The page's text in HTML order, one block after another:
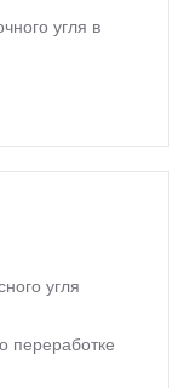
угля в
угля
переработке